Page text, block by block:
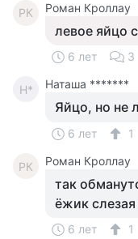
РК Роман Кроллау
левое яйцо
6 лет 3
Н* Наташа *******
Яйцо, но не
6 лет 1
РК Роман Кроллау
так
ёжик слезая
6 лет 1